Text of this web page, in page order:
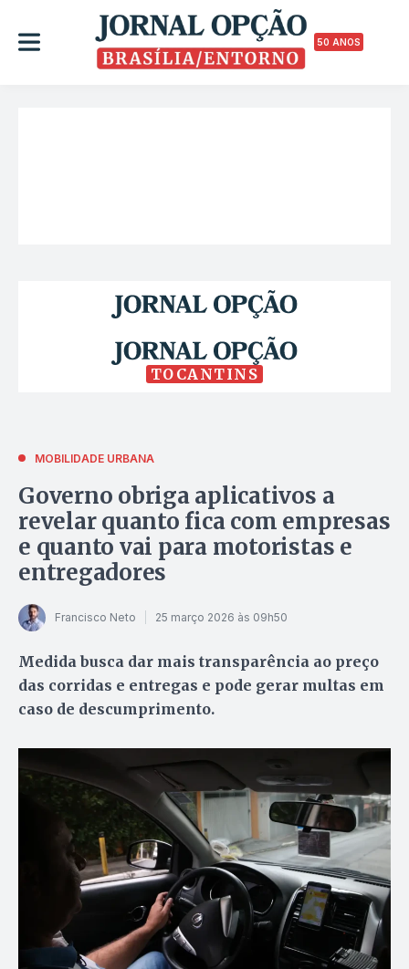
50 ANOS
TOCANTINS
MOBILIDADE URBANA
Governo obriga aplicativos a
revelar quanto fica com empresas
e quanto vai para motoristas e
entregadores
Francisco Neto 25 março 2026 às 09h50
Medida busca dar mais transparência ao preço
das corridas e entregas e pode gerar multas em
caso de descumprimento.